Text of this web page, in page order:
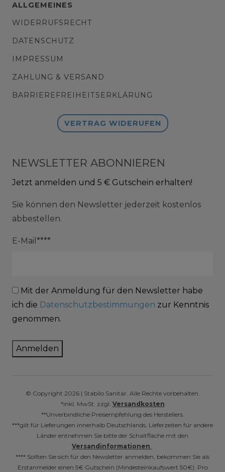
ALLGEMEINES
WIDERRUFSRECHT
DATENSCHUTZ
IMPRESSUM
ZAHLUNG & VERSAND
BARRIEREFREIHEITSERKLÄRUNG
VERTRAG WIDERUFEN
NEWSLETTER ABONNIEREN
Jetzt anmelden und 5 € Gutschein erhalten!
Sie können den Newsletter jederzeit kostenlos
abbestellen.
E-Mail****
Mit der Anmeldung für den Newsletter habe
ich die Datenschutzbestimmungen zur Kenntnis
genommen.
Anmelden
© Copyright 2026 | Stabilo Sanitär. Alle Rechte vorbehalten.
*inkl. MwSt. zzgl. Versandkosten
**Unverbindliche Preisempfehlung des Herstellers.
***gilt für Lieferungen innerhalb Deutschlands, Lieferzeiten für andere
Länder entnehmen Sie bitte der Schaltfläche mit den
Versandinformationen .
**** Sollten Sie sich für den Newsletter anmelden, bekommen Sie als
Erstanmelder einen 5€ Gutschein (Mindesteinkaufswert 50€). Pro